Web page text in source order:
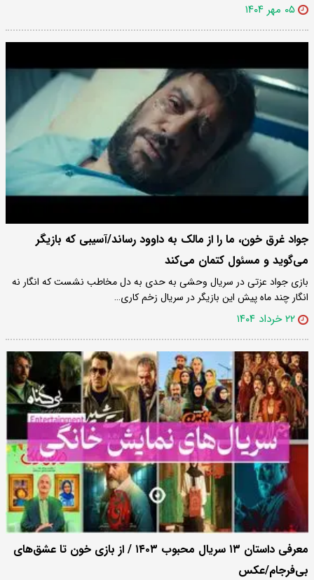
۰۵ مهر ۱۴۰۴
جواد غرق خون، ما را از مالک به داوود رساند/آسیبی که بازیگر
می‌گوید و مسئول کتمان می‌کند
بازی جواد عزتی در سریال وحشی به حدی به دل مخاطب نشست که انگار نه
انگار چند ماه پیش این بازیگر در سریال زخم کاری…
۲۲ خرداد ۱۴۰۴
معرفی داستان ۱۳ سریال محبوب ۱۴۰۳ / از بازی خون تا عشق‌های
بی‌فرجام/عکس